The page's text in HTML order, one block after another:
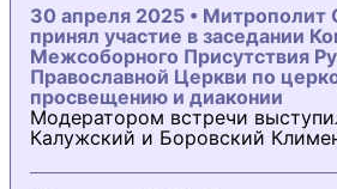
30 апреля 2025 • Митрополит
принял участие в заседании
Межсоборного Присутствия
Православной Церкви по
просвещению и диаконии
Модератором встречи
Калужский и Боровский